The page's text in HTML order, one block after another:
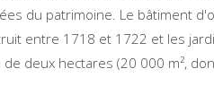
du patrimoine. Le bâtiment
entre 1718 et 1722 et les
de deux hectares (20 000 m²,